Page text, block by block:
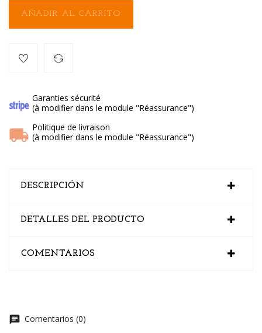
AÑADIR AL CARRITO
Garanties sécurité
(à modifier dans le module "Réassurance")
Politique de livraison
(à modifier dans le module "Réassurance")
DESCRIPCIÓN
DETALLES DEL PRODUCTO
COMENTARIOS
chat Comentarios (0)